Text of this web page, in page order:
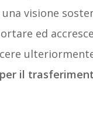
visione
ed
il